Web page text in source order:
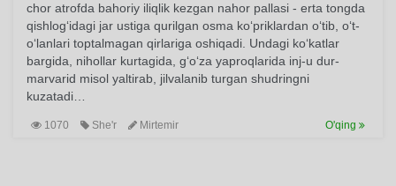
chor atrofda bahoriy iliqlik kezgan nahor pallasi - erta tongda
qishlog‘idagi jar ustiga qurilgan osma ko‘priklardan o‘tib, o‘t-
o‘lanlari toptalmagan qirlariga oshiqadi. Undagi ko‘katlar
bargida, nihollar kurtagida, g‘o‘za yaproqlarida inj-u dur-
marvarid misol yaltirab, jilvalanib turgan shudringni
kuzatadi…
1070 She'r Mirtemir O'qing